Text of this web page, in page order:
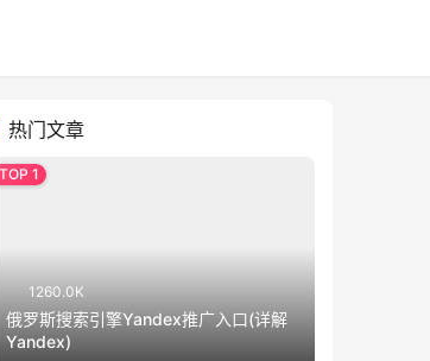
热门文章
1260.0K
俄罗斯搜索引擎Yandex推广入口(详解
Yandex)